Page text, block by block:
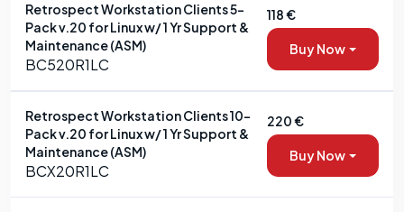
Retrospect Workstation Clients 5-
Pack v.20 for Linux w/ 1 Yr Support &
Maintenance (ASM)
BC520R1LC
118 €
Buy Now
Retrospect Workstation Clients 10-
Pack v.20 for Linux w/ 1 Yr Support &
Maintenance (ASM)
BCX20R1LC
220 €
Buy Now